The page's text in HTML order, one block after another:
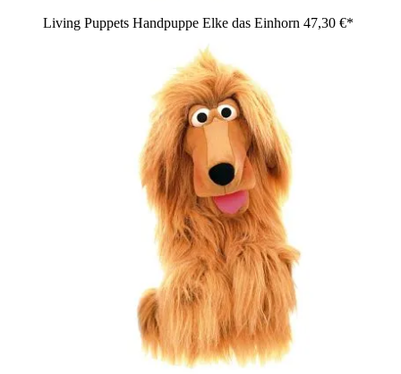
Living Puppets Handpuppe Elke das Einhorn 47,30 €*